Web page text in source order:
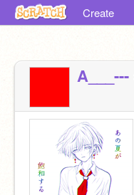
Create
A___---